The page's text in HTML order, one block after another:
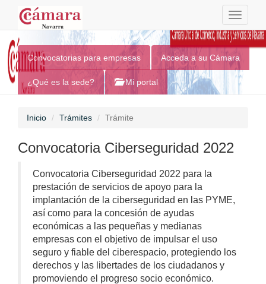
Toggle
Sede Electrónica
Convocatorias para empresas Acceda a su Cámara
¿Qué es la sede? Mi portal
Inicio Trámites Trámite
Convocatoria Ciberseguridad 2022
Convocatoria Ciberseguridad 2022 para la
prestación de servicios de apoyo para la
implantación de la ciberseguridad en las PYME,
así como para la concesión de ayudas
económicas a las pequeñas y medianas
empresas con el objetivo de impulsar el uso
seguro y fiable del ciberespacio, protegiendo los
derechos y las libertades de los ciudadanos y
promoviendo el progreso socio económico.